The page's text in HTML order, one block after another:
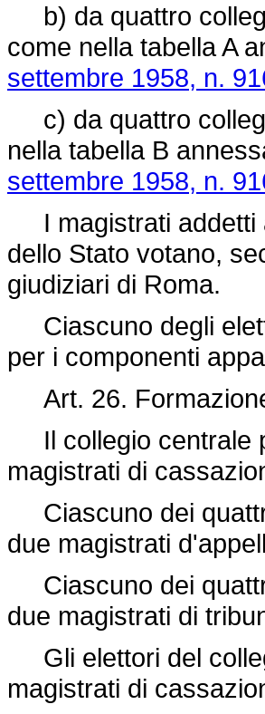
b) da quattro
come nella tabella A
settembre 1958, n.
c) da quattro
nella tabella B
settembre 1958, n.
I magistrati addetti
dello Stato votano,
giudiziari di Roma.
Ciascuno degli
per i componenti
Art. 26.
Il collegio centrale
magistrati di
Ciascuno dei
due magistrati
Ciascuno dei
due magistrati di
Gli elettori del
magistrati di